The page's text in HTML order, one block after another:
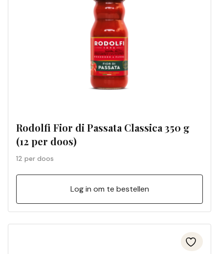
Rodolfi Fior di Passata Classica 350 g
(12 per doos)
12 per doos
Log in om te bestellen